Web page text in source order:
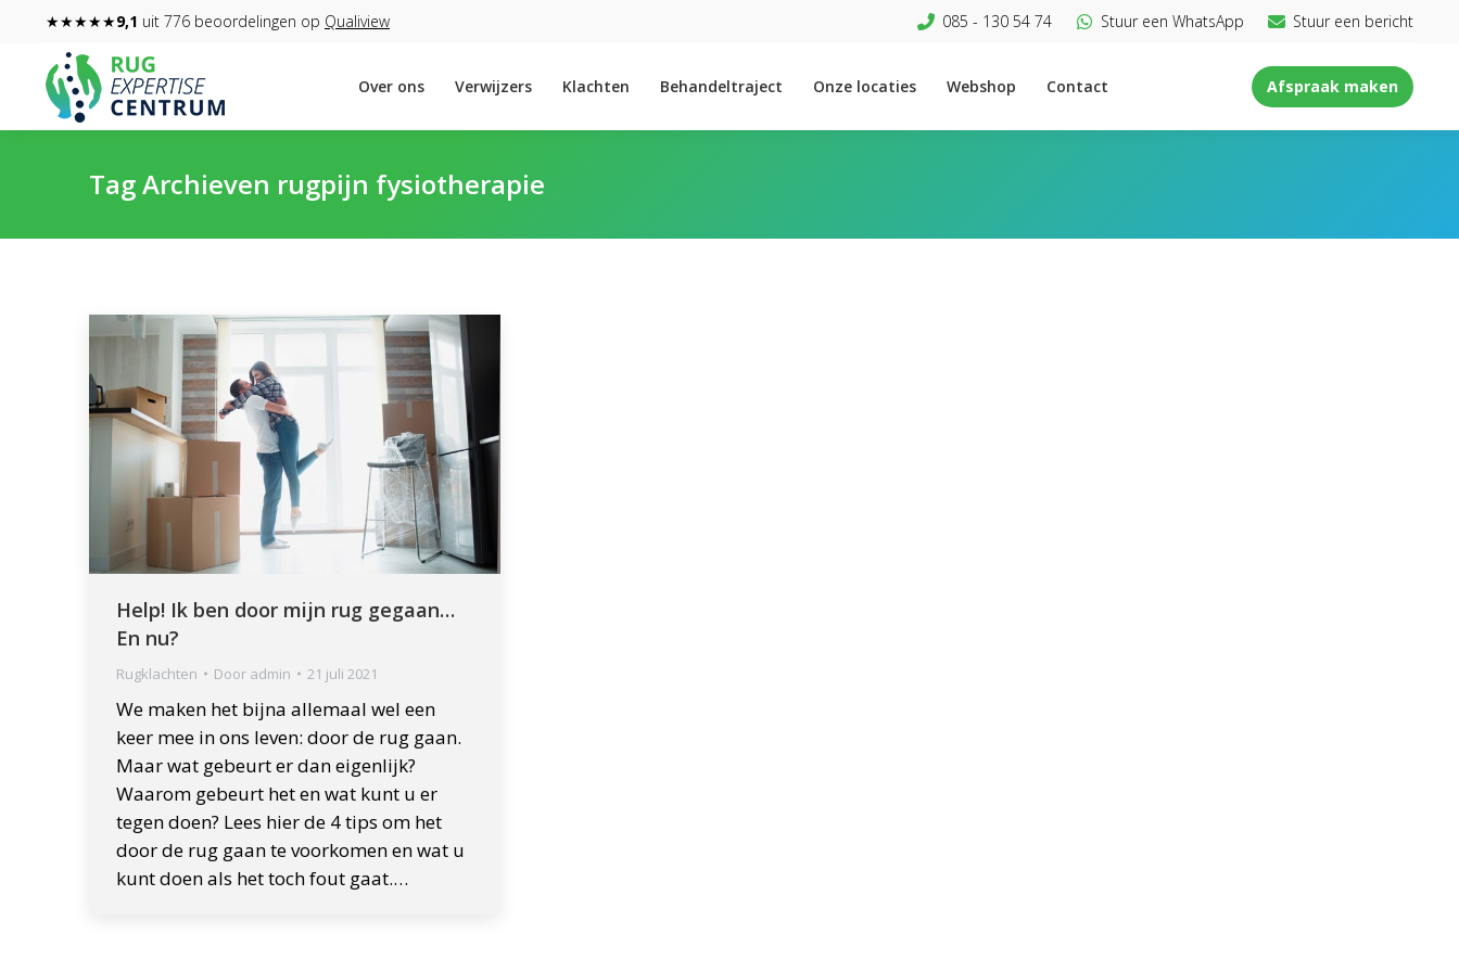
★★★★★9,1 uit 776 beoordelingen op Qualiview 085 - 130 54 74 Stuur een WhatsApp Stuur een bericht
Over ons Verwijzers Klachten Behandeltraject Onze locaties Webshop Contact Afspraak maken
Tag Archieven rugpijn fysiotherapie
Help! Ik ben door mijn rug gegaan…
En nu?
Rugklachten Door admin 21 juli 2021
We maken het bijna allemaal wel een
keer mee in ons leven: door de rug gaan.
Maar wat gebeurt er dan eigenlijk?
Waarom gebeurt het en wat kunt u er
tegen doen? Lees hier de 4 tips om het
door de rug gaan te voorkomen en wat u
kunt doen als het toch fout gaat.…